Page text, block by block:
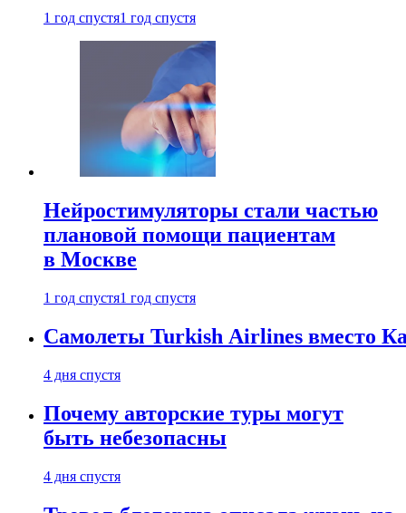
1 год спустя1 год спустя
Нейростимуляторы стали частью
плановой помощи пациентам
в Москве
1 год спустя1 год спустя
Самолеты Turkish Airlines вместо
4 дня спустя
Почему авторские туры могут
быть небезопасны
4 дня спустя